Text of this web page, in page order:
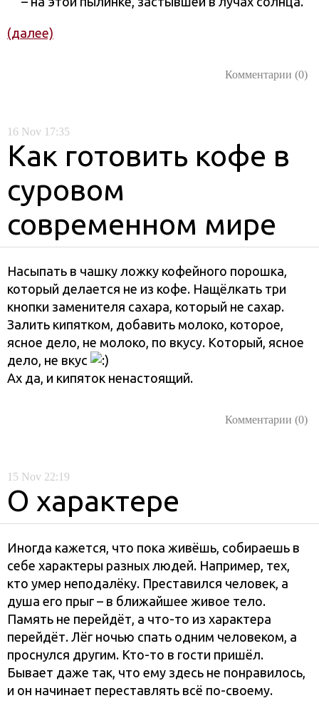
(далее)
Комментарии (0)
16 Nov 17:35
Как готовить кофе в
суровом
современном мире
Насыпать в чашку ложку кофейного порошка,
который делается не из кофе. Нащёлкать три
кнопки заменителя сахара, который не сахар.
Залить кипятком, добавить молоко, которое,
ясное дело, не молоко, по вкусу. Который, ясное
дело, не вкус
Ах да, и кипяток ненастоящий.
Комментарии (0)
15 Nov 22:19
О характере
Иногда кажется, что пока живёшь, собираешь в
себе характеры разных людей. Например, тех,
кто умер неподалёку. Преставился человек, а
душа его прыг – в ближайшее живое тело.
Память не перейдёт, а что-то из характера
перейдёт. Лёг ночью спать одним человеком, а
проснулся другим. Кто-то в гости пришёл.
Бывает даже так, что ему здесь не понравилось,
и он начинает переставлять всё по-своему.